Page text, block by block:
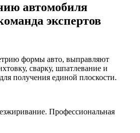
автомобиля
экспертов
формы авто, выправляют
сварку, шпатлевание и
получения единой плоскости.
Профессиональная